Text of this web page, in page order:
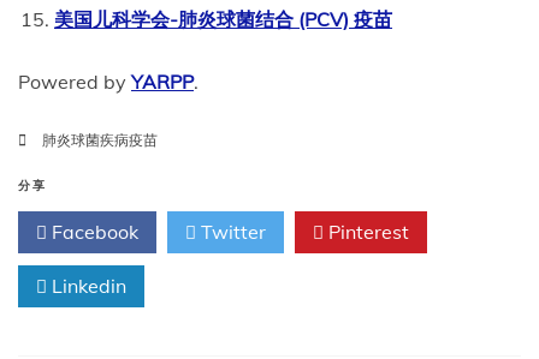
美国儿科学会-肺炎球菌结合 (PCV) 疫苗
Powered byYARPP.
肺炎球菌疾病疫苗
分享
Facebook Twitter Pinterest
Linkedin